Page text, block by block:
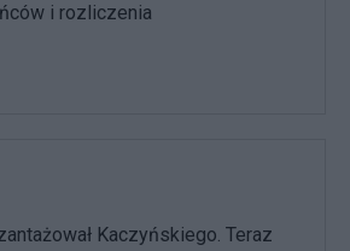
i rozliczenia
Kaczyńskiego. Teraz